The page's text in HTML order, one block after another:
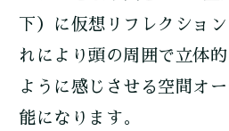
下）に仮想リフレクショ
れにより頭の周囲で立体
ように感じさせる空間オ
能になります。